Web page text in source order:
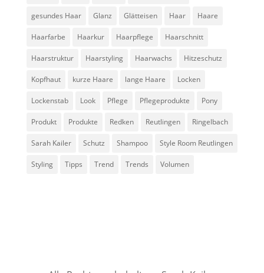
gesundes Haar Glanz Glätteisen Haar Haare
Haarfarbe Haarkur Haarpflege Haarschnitt
Haarstruktur Haarstyling Haarwachs Hitzeschutz
Kopfhaut kurze Haare lange Haare Locken
Lockenstab Look Pflege Pflegeprodukte Pony
Produkt Produkte Redken Reutlingen Ringelbach
Sarah Kailer Schutz Shampoo Style Room Reutlingen
Styling Tipps Trend Trends Volumen